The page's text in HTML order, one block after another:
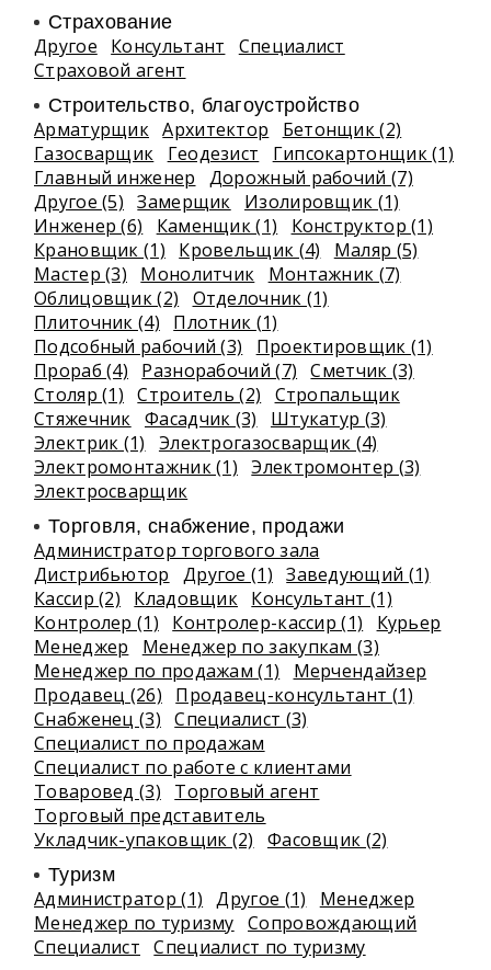
Страхование
Другое Консультант
Специалист
Страховой агент
Строительство, благоустройство
Арматурщик Архитектор
Бетонщик (2)
Газосварщик
Геодезист
Гипсокартонщик (1)
Главный инженер
Дорожный рабочий (7)
Другое (5)
Замерщик
Изолировщик (1)
Инженер (6)
Каменщик (1)
Конструктор (1)
Крановщик (1)
Кровельщик (4)
Маляр (5)
Мастер (3)
Монолитчик
Монтажник (7)
Облицовщик (2)
Отделочник (1)
Плиточник (4)
Плотник (1)
Подсобный рабочий (3)
Проектировщик (1)
Прораб (4)
Разнорабочий (7)
Сметчик (3)
Столяр (1)
Строитель (2)
Стропальщик
Стяжечник Фасадчик (3)
Штукатур (3)
Электрик (1)
Электрогазосварщик (4)
Электромонтажник (1)
Электромонтер (3)
Электросварщик
Торговля, снабжение, продажи
Администратор торгового зала
Дистрибьютор
Другое (1)
Заведующий (1)
Кассир (2)
Кладовщик Консультант (1)
Контролер (1)
Контролер-кассир (1)
Курьер
Менеджер
Менеджер по закупкам (3)
Менеджер по продажам (1)
Мерчендайзер
Продавец (26)
Продавец-консультант (1)
Снабженец (3)
Специалист (3)
Специалист по продажам
Специалист по работе с клиентами
Товаровед (3)
Торговый агент
Торговый представитель
Укладчик-упаковщик (2)
Фасовщик (2)
Туризм
Администратор (1) Другое (1)
Менеджер
Менеджер по туризму Сопровождающий
Специалист
Специалист по туризму